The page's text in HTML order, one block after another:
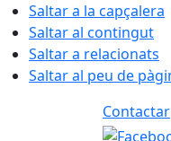
Saltar a la capçalera
Saltar al contingut
Saltar a relacionats
Saltar al peu de
Contactar